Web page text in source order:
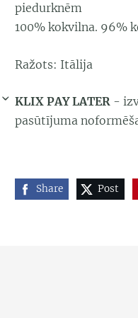
›
piedurknēm
100% kokvilna. 96%
Ražots: Itālija
KLIX PAY LATER -
pasūtījuma
Share Post